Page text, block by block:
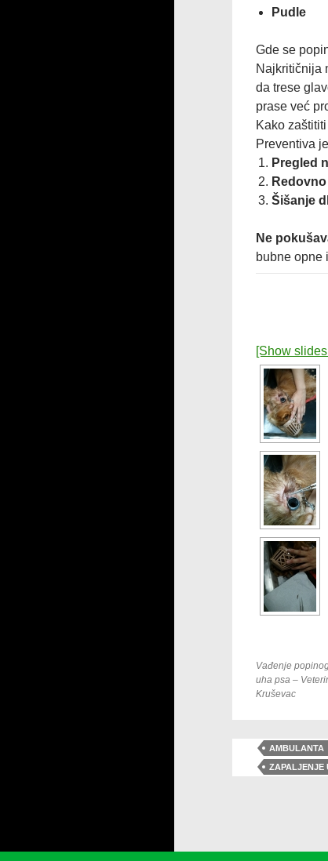
Pudle
Gde se
Najkritičnija
da trese
prase već
Kako
Preventiva
Pregled
Šišanje
Ne
bubne opne
[Show
Vađenje
uha psa –
Kruševac
AMBULANTA
ZAPALJENJE